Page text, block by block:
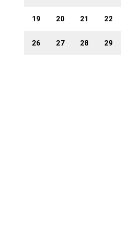
19 20 21 22
26 27 28 29